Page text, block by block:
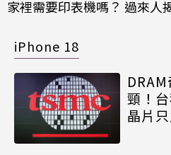
家裡需要印表機嗎？ 過來人
iPhone 18
頸！
晶片